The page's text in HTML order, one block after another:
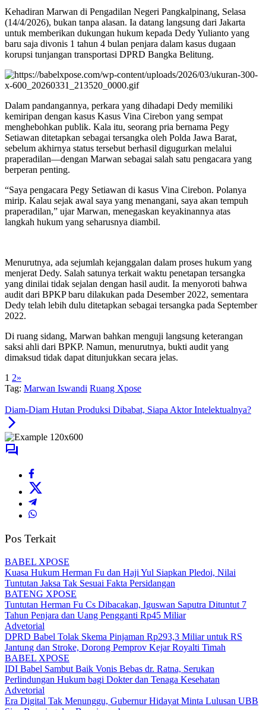
Kehadiran Marwan di Pengadilan Negeri Pangkalpinang, Selasa
(14/4/2026), bukan tanpa alasan. Ia datang langsung dari Jakarta
untuk memberikan dukungan hukum kepada Dedy Yulianto yang
baru saja divonis 1 tahun 4 bulan penjara dalam kasus dugaan
korupsi tunjangan transportasi DPRD Bangka Belitung.
Dalam pandangannya, perkara yang dihadapi Dedy memiliki
kemiripan dengan kasus Kasus Vina Cirebon yang sempat
menghebohkan publik. Kala itu, seorang pria bernama Pegy
Setiawan ditetapkan sebagai tersangka oleh Polda Jawa Barat,
sebelum akhirnya status tersebut berhasil digugurkan melalui
praperadilan—dengan Marwan sebagai salah satu pengacara yang
berperan penting.
“Saya pengacara Pegy Setiawan di kasus Vina Cirebon. Polanya
mirip. Kalau sejak awal saya yang menangani, saya akan tempuh
praperadilan,” ujar Marwan, menegaskan keyakinannya atas
langkah hukum yang seharusnya diambil.
Menurutnya, ada sejumlah kejanggalan dalam proses hukum yang
menjerat Dedy. Salah satunya terkait waktu penetapan tersangka
yang dinilai tidak sejalan dengan hasil audit. Ia menyoroti bahwa
audit dari BPKP baru dilakukan pada Desember 2022, sementara
Dedy telah lebih dulu ditetapkan sebagai tersangka pada September
2022.
Di ruang sidang, Marwan bahkan menguji langsung keterangan
saksi ahli dari BPKP. Namun, menurutnya, bukti audit yang
dimaksud tidak dapat ditunjukkan secara jelas.
1 2»
Tag: Marwan Iswandi Ruang Xpose
Diam-Diam Hutan Produksi Dibabat, Siapa Aktor Intelektualnya?
Pos Terkait
BABEL XPOSE
Kuasa Hukum Herman Fu dan Haji Yul Siapkan Pledoi, Nilai
Tuntutan Jaksa Tak Sesuai Fakta Persidangan
BATENG XPOSE
Tuntutan Herman Fu Cs Dibacakan, Iguswan Saputra Dituntut 7
Tahun Penjara dan Uang Pengganti Rp45 Miliar
Advetorial
DPRD Babel Tolak Skema Pinjaman Rp293,3 Miliar untuk RS
Jantung dan Stroke, Dorong Pemprov Kejar Royalti Timah
BABEL XPOSE
IDI Babel Sambut Baik Vonis Bebas dr. Ratna, Serukan
Perlindungan Hukum bagi Dokter dan Tenaga Kesehatan
Advetorial
Era Digital Tak Menunggu, Gubernur Hidayat Minta Lulusan UBB